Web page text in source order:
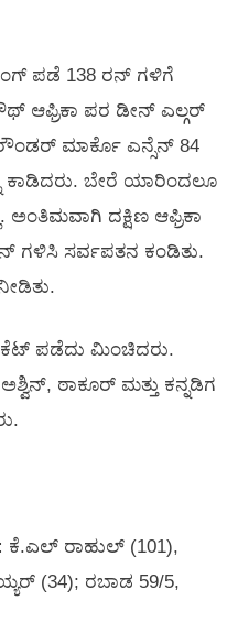
ಪಡೆ 138 ರನ್‌ ಗಳಿಗೆ
ಆಫ್ರಿಕಾ ಪರ ಡೀನ್‌ ಎಲ್ಗರ್‌
ಮಾರ್ಕೊ ಎನ್ಸೆನ್‌ 84
ಬೇರೆ ಯಾರಿಂದಲೂ
ಅಂತಿಮವಾಗಿ ದಕ್ಷಿಣ ಆಫ್ರಿಕಾ
ಗಳಿಸಿ ಸರ್ವಪತನ ಕಂಡಿತು.
ಪಡೆದು ಮಿಂಚಿದರು.
ಠಾಕೂರ್‌ ಮತ್ತು ಕನ್ನಡಿಗ
ಕೆ.ಎಲ್‌ ರಾಹುಲ್‌ (101),
(34); ರಬಾಡ 59/5,